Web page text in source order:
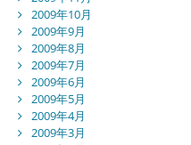
2009年10月
2009年9月
2009年8月
2009年7月
2009年6月
2009年5月
2009年4月
2009年3月